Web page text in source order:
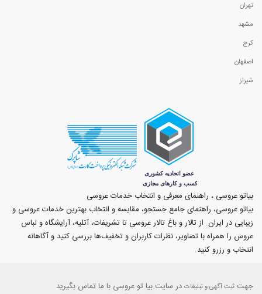
تهران
مشهد
کرج
اصفهان
شیراز
بیاتو عروسی ، راهنمای معرفی و انتخاب خدمات عروسی
بیاتو عروسی، راهنمای جامع جستجو، مقایسه و انتخاب بهترین خدمات عروسی و
زیبایی در ایران. از تالار و باغ تالار عروسی تا تشریفات، آتلیه، آرایشگاه و لباس
عروس را همراه با تصاویر، نظرات کاربران و تخفیف‌ها بررسی کنید و آگاهانه
انتخاب و رزرو کنید.
جهت ثبت آگهی و تبلیغات در سایت بیا تو عروسی با ما تماس بگیرید